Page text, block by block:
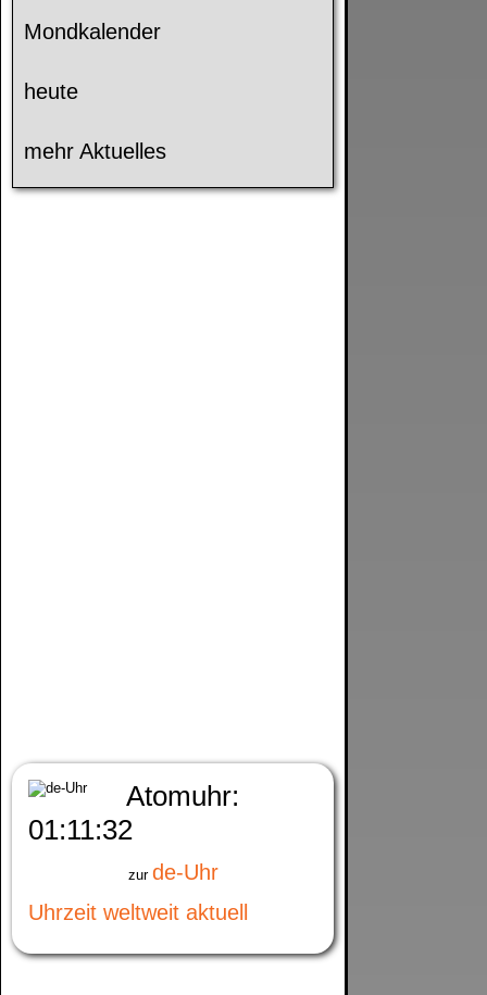
Mondkalender
heute
mehr Aktuelles
Atomuhr:
01:11:33
zur de-Uhr
Uhrzeit weltweit aktuell